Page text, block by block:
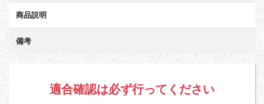
商品説明
備考
適合確認は必ず行ってください